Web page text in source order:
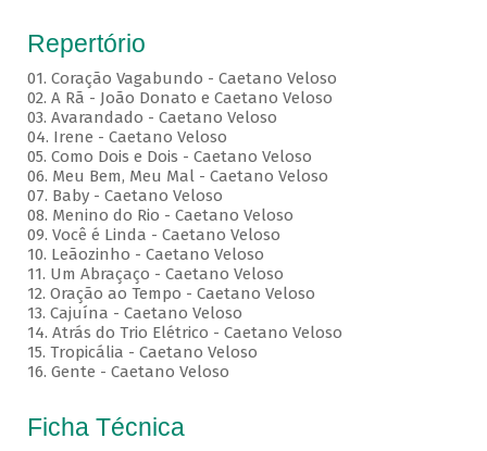
Repertório
01. Coração Vagabundo - Caetano Veloso
02. A Rã - João Donato e Caetano Veloso
03. Avarandado - Caetano Veloso
04. Irene - Caetano Veloso
05. Como Dois e Dois - Caetano Veloso
06. Meu Bem, Meu Mal - Caetano Veloso
07. Baby - Caetano Veloso
08. Menino do Rio - Caetano Veloso
09. Você é Linda - Caetano Veloso
10. Leãozinho - Caetano Veloso
11. Um Abraçaço - Caetano Veloso
12. Oração ao Tempo - Caetano Veloso
13. Cajuína - Caetano Veloso
14. Atrás do Trio Elétrico - Caetano Veloso
15. Tropicália - Caetano Veloso
16. Gente - Caetano Veloso
Ficha Técnica